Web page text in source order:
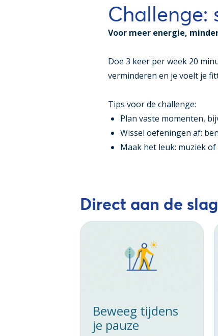
Challenge:
Voor meer energie,
Doe 3 keer per week 20
verminderen en je voelt je
Tips voor de challenge:
Plan vaste momenten,
Wissel oefeningen af:
Maak het leuk: muziek
Direct aan de slag
Beweeg tijdens
je pauze